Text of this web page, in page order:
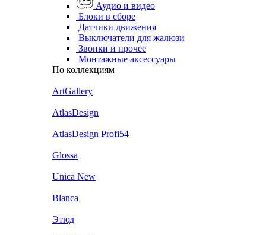
Аудио и видео
Блоки в сборе
Датчики движения
Выключатели для жалюзи
Звонки и прочее
Монтажные аксессуары
По коллекциям
ArtGallery
AtlasDesign
AtlasDesign Profi54
Glossa
Unica New
Blanca
Этюд